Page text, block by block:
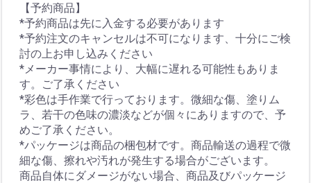
【予約商品】
*予約商品は先に入金する必要があります
*予約注文のキャンセルは不可になります、十分にご検
討の上お申し込みください
*メーカー事情により、大幅に遅れる可能性もありま
す。ご了承ください
*彩色は手作業で行っております。微細な傷、塗りム
ラ、若干の色味の濃淡などが個々にありますので、予
めご了承ください。
*パッケージは商品の梱包材です。商品輸送の過程で微
細な傷、擦れや汚れが発生する場合がございます。
商品自体にダメージがない場合、商品及びパッケージ